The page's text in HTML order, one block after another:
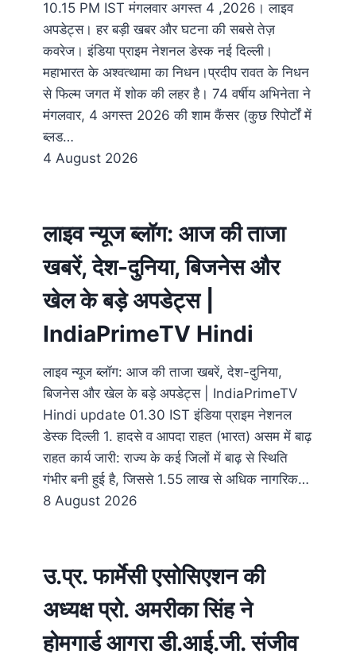
10.15 PM IST मंगलवार अगस्त 4 ,2026। लाइव
अपडेट्स। हर बड़ी खबर और घटना की सबसे तेज़
कवरेज। इंडिया प्राइम नेशनल डेस्क नई दिल्ली।
महाभारत के अश्वत्थामा का निधन।प्रदीप रावत के निधन
से फिल्म जगत में शोक की लहर है। 74 वर्षीय अभिनेता ने
मंगलवार, 4 अगस्त 2026 की शाम कैंसर (कुछ रिपोर्टों में
ब्लड…
4 August 2026
लाइव न्यूज ब्लॉग: आज की ताजा
खबरें, देश-दुनिया, बिजनेस और
खेल के बड़े अपडेट्स |
IndiaPrimeTV Hindi
लाइव न्यूज ब्लॉग: आज की ताजा खबरें, देश-दुनिया,
बिजनेस और खेल के बड़े अपडेट्स | IndiaPrimeTV
Hindi update 01.30 IST इंडिया प्राइम नेशनल
डेस्क दिल्ली 1. हादसे व आपदा राहत (भारत) असम में बाढ़
राहत कार्य जारी: राज्य के कई जिलों में बाढ़ से स्थिति
गंभीर बनी हुई है, जिससे 1.55 लाख से अधिक नागरिक…
8 August 2026
उ.प्र. फार्मेसी एसोसिएशन की
अध्यक्ष प्रो. अमरीका सिंह ने
होमगार्ड आगरा डी.आई.जी. संजीव